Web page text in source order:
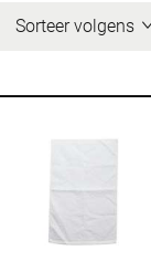
Sorteer volgens